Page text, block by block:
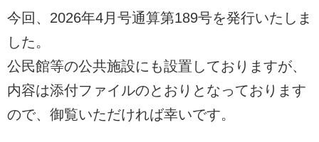
今回、2026年4月号通算第189号を発行いたしま
した。
公民館等の公共施設にも設置しておりますが、
内容は添付ファイルのとおりとなっております
ので、御覧いただければ幸いです。